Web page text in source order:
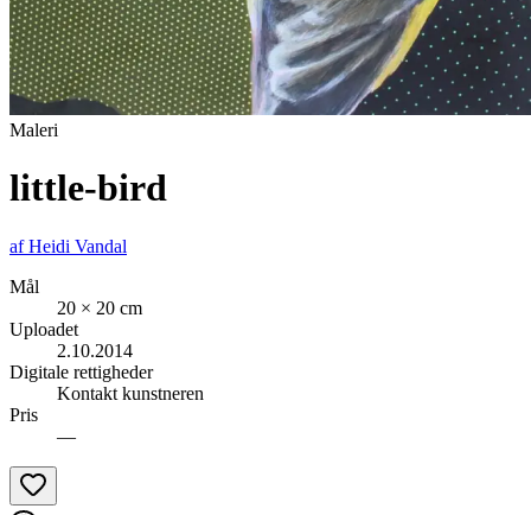
Maleri
little-bird
afHeidi Vandal
Mål
20 × 20 cm
Uploadet
2.10.2014
Digitale rettigheder
Kontakt kunstneren
Pris
—